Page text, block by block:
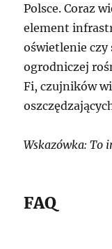
Polsce. Coraz
element
oświetlenie czy
ogrodniczej
Fi, czujników
Wskazówka: To
FAQ